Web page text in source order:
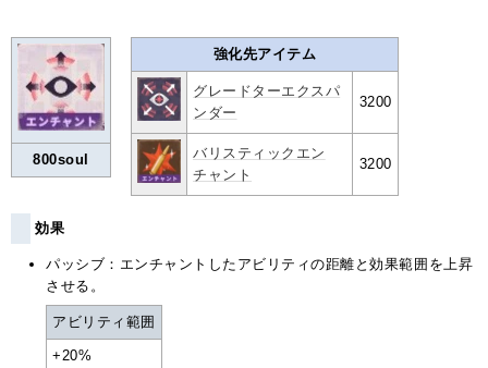
800soul
強化先アイテム
グレードターエクスパ
ンダー
3200
バリスティックエン
チャント
3200
効果
パッシブ：エンチャントしたアビリティの距離と効果範囲を上昇
させる。
アビリティ範囲
+20%